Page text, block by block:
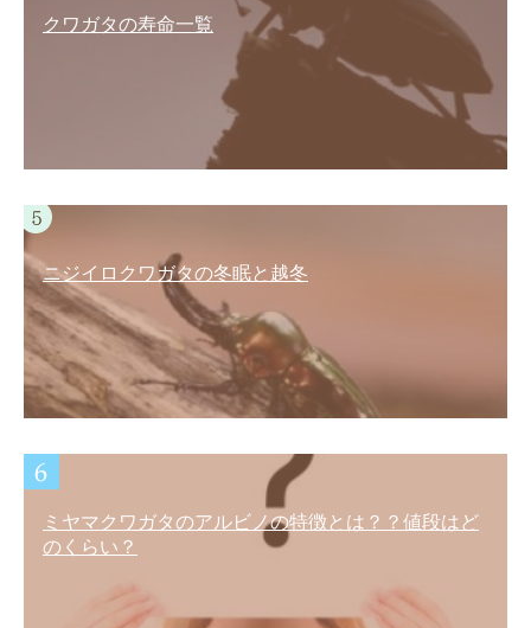
クワガタの寿命一覧
ニジイロクワガタの冬眠と越冬
ミヤマクワガタのアルビノの特徴とは？？値段はど
のくらい？